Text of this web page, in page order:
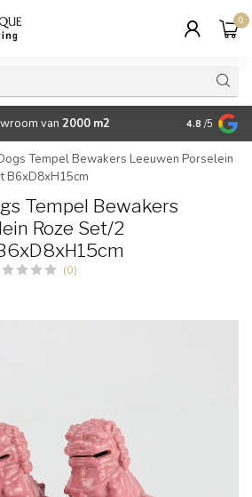
0
van 2000 m2 Betaalbare
4.8 /5
Tempel Bewakers Leeuwen Porselein
B6xD8xH15cm
Tempel Bewakers
Roze Set/2
(0)